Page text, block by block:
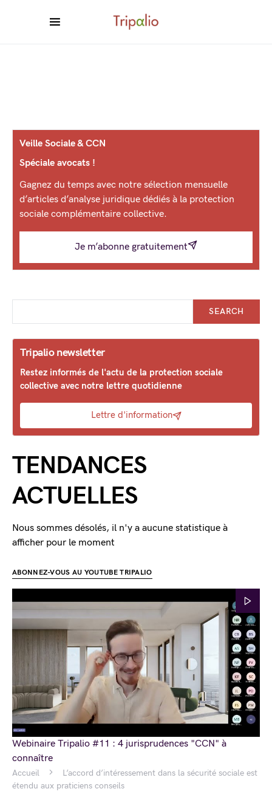
Accueil
L’accord d’intéressement dans la sécurité sociale est
étendu aux praticiens conseils
Veille Sociale & CCN
Spéciale avocats !
Gagnez du temps avec notre sélection mensuelle
d’articles d’analyse juridique dédiés à la protection
sociale complémentaire collective.
Je m’abonne gratuitement
SEARCH
Tripalio newsletter
Restez informés de l'actu de la protection sociale
collective avec notre lettre quotidienne
Lettre d'information
TENDANCES
ACTUELLES
Nous sommes désolés, il n'y a aucune statistique à
afficher pour le moment
ABONNEZ-VOUS AU YOUTUBE TRIPALIO
Webinaire Tripalio #11 : 4 jurisprudences "CCN" à
connaître